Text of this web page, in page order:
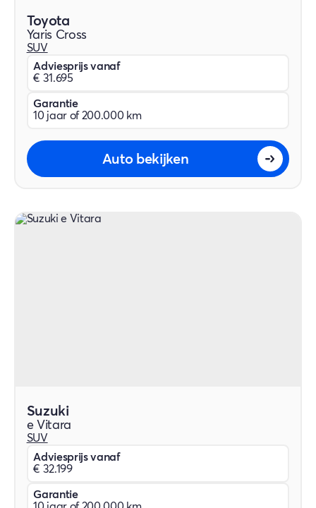
Toyota
Yaris Cross
SUV
Adviesprijs vanaf
€ 31.695
Garantie
10 jaar of 200.000 km
Auto bekijken
Suzuki
e Vitara
SUV
Adviesprijs vanaf
€ 32.199
Garantie